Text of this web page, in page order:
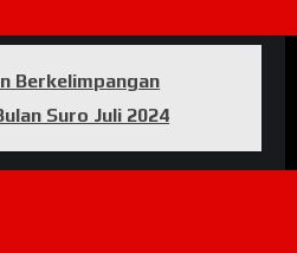
Berkelimpangan
Suro Juli 2024